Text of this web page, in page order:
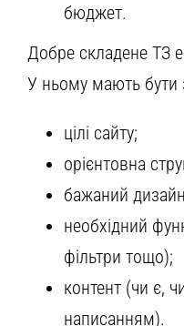
бюджет.
Добре складене ТЗ
У ньому мають бути
цілі сайту;
орієнтовна
бажаний
необхідний
фільтри тощо);
контент (чи є,
написанням).